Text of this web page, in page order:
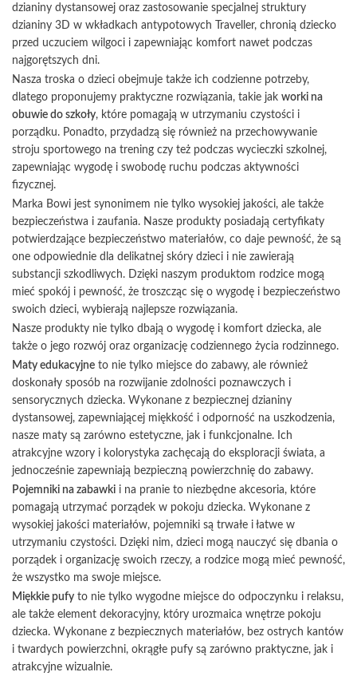
dzianiny dystansowej oraz zastosowanie specjalnej struktury
dzianiny 3D w wkładkach antypotowych Traveller, chronią dziecko
przed uczuciem wilgoci i zapewniając komfort nawet podczas
najgorętszych dni.
Nasza troska o dzieci obejmuje także ich codzienne potrzeby,
dlatego proponujemy praktyczne rozwiązania, takie jak worki na
obuwie do szkoły, które pomagają w utrzymaniu czystości i
porządku. Ponadto, przydadzą się również na przechowywanie
stroju sportowego na trening czy też podczas wycieczki szkolnej,
zapewniając wygodę i swobodę ruchu podczas aktywności
fizycznej.
Marka Bowi jest synonimem nie tylko wysokiej jakości, ale także
bezpieczeństwa i zaufania. Nasze produkty posiadają certyfikaty
potwierdzające bezpieczeństwo materiałów, co daje pewność, że są
one odpowiednie dla delikatnej skóry dzieci i nie zawierają
substancji szkodliwych. Dzięki naszym produktom rodzice mogą
mieć spokój i pewność, że troszcząc się o wygodę i bezpieczeństwo
swoich dzieci, wybierają najlepsze rozwiązania.
Nasze produkty nie tylko dbają o wygodę i komfort dziecka, ale
także o jego rozwój oraz organizację codziennego życia rodzinnego.
Maty edukacyjne to nie tylko miejsce do zabawy, ale również
doskonały sposób na rozwijanie zdolności poznawczych i
sensorycznych dziecka. Wykonane z bezpiecznej dzianiny
dystansowej, zapewniającej miękkość i odporność na uszkodzenia,
nasze maty są zarówno estetyczne, jak i funkcjonalne. Ich
atrakcyjne wzory i kolorystyka zachęcają do eksploracji świata, a
jednocześnie zapewniają bezpieczną powierzchnię do zabawy.
Pojemniki na zabawki i na pranie to niezbędne akcesoria, które
pomagają utrzymać porządek w pokoju dziecka. Wykonane z
wysokiej jakości materiałów, pojemniki są trwałe i łatwe w
utrzymaniu czystości. Dzięki nim, dzieci mogą nauczyć się dbania o
porządek i organizację swoich rzeczy, a rodzice mogą mieć pewność,
że wszystko ma swoje miejsce.
Miękkie pufy to nie tylko wygodne miejsce do odpoczynku i relaksu,
ale także element dekoracyjny, który urozmaica wnętrze pokoju
dziecka. Wykonane z bezpiecznych materiałów, bez ostrych kantów
i twardych powierzchni, okrągłe pufy są zarówno praktyczne, jak i
atrakcyjne wizualnie.